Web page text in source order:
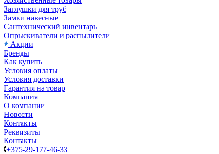
Заглушки для труб
Замки навесные
Сантехнический инвентарь
Опрыскиватели и распылители
Акции
Бренды
Как купить
Условия оплаты
Условия доставки
Гарантия на товар
Компания
О компании
Новости
Контакты
Реквизиты
Контакты
+375-29-177-46-33